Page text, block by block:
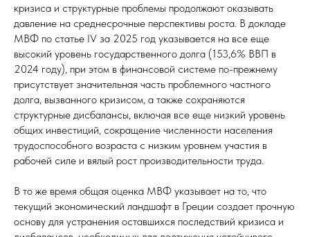
кризиса и структурные проблемы продолжают оказывать
давление на среднесрочные перспективы роста. В докладе
МВФ по статье IV за 2025 год указывается на все еще
высокий уровень государственного долга (153,6% ВВП в
2024 году), при этом в финансовой системе по-прежнему
присутствует значительная часть проблемного частного
долга, вызванного кризисом, а также сохраняются
структурные дисбалансы, включая все еще низкий уровень
общих инвестиций, сокращение численности населения
трудоспособного возраста с низким уровнем участия в
рабочей силе и вялый рост производительности труда.
В то же время общая оценка МВФ указывает на то, что
текущий экономический ландшафт в Греции создает прочную
основу для устранения оставшихся последствий кризиса и